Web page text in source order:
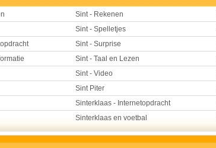
Sint - Rekenen
Sint - Spelletjes
Sint - Surprise
Sint - Taal en Lezen
Sint - Video
Sint Piter
Sinterklaas - Internetopdracht
Sinterklaas en voetbal